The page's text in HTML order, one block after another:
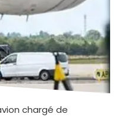
chargé de